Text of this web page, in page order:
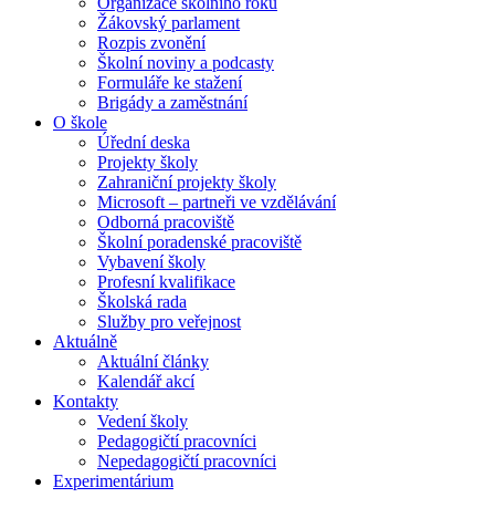
Žákovský parlament
Rozpis zvonění
Školní noviny a podcasty
Formuláře ke stažení
Brigády a zaměstnání
O škole
Úřední deska
Projekty školy
Zahraniční projekty školy
Microsoft – partneři ve vzdělávání
Odborná pracoviště
Školní poradenské pracoviště
Vybavení školy
Profesní kvalifikace
Školská rada
Služby pro veřejnost
Aktuálně
Aktuální články
Kalendář akcí
Kontakty
Vedení školy
Pedagogičtí pracovníci
Nepedagogičtí pracovníci
Experimentárium